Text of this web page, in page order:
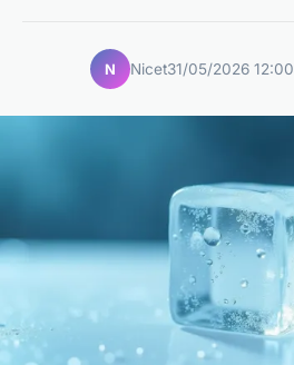
N Nicet31/05/2026 12:00